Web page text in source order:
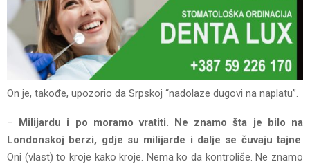
On je, takođe, upozorio da Srpskoj “nadolaze dugovi na naplatu”.
– Milijardu i po moramo vratiti. Ne znamo šta je bilo na
Londonskoj berzi, gdje su milijarde i dalje se čuvaju tajne.
Oni (vlast) to kroje kako kroje. Nema ko da kontroliše. Ne znamo